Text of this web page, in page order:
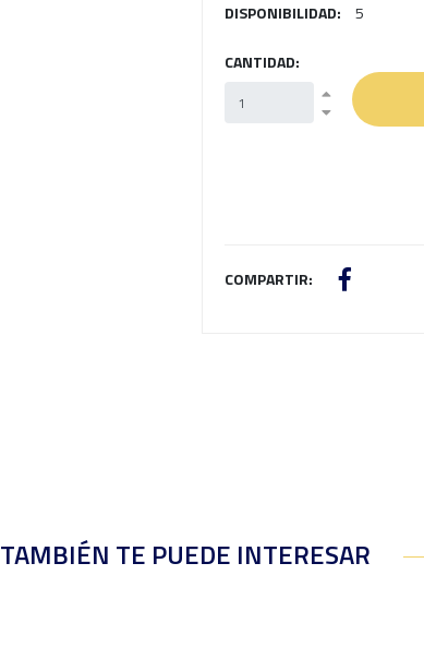
DISPONIBILIDAD: 5
CANTIDAD:
COMPARTIR:
TAMBIÉN TE PUEDE INTERESAR